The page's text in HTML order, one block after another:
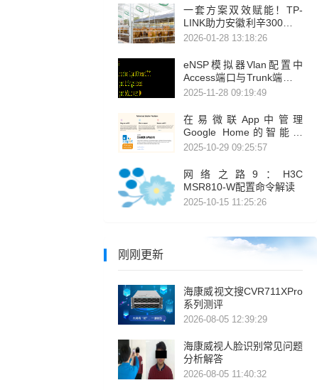
一套方案双效赋能！TP-
LINK助力安徽利辛300亩万
牛养殖场安防、广播智能化
2026-01-28 13:18:26
eNSP模拟器Vlan配置中
Access端口与Trunk端口类
型转换方法
2025-11-28 09:19:49
在易微联App中管理
Google Home的智能设
备，易微联正式集成Home
2025-10-29 09:25:57
网络之路9：H3C
MSR810-W配置命令解读
2025-10-15 11:25:26
刚刚更新
海康威视文搜CVR711XPro
系列测评
2026-08-05 12:39:29
海康威视人脸识别常见问题
分析解答
2026-08-05 11:40:32